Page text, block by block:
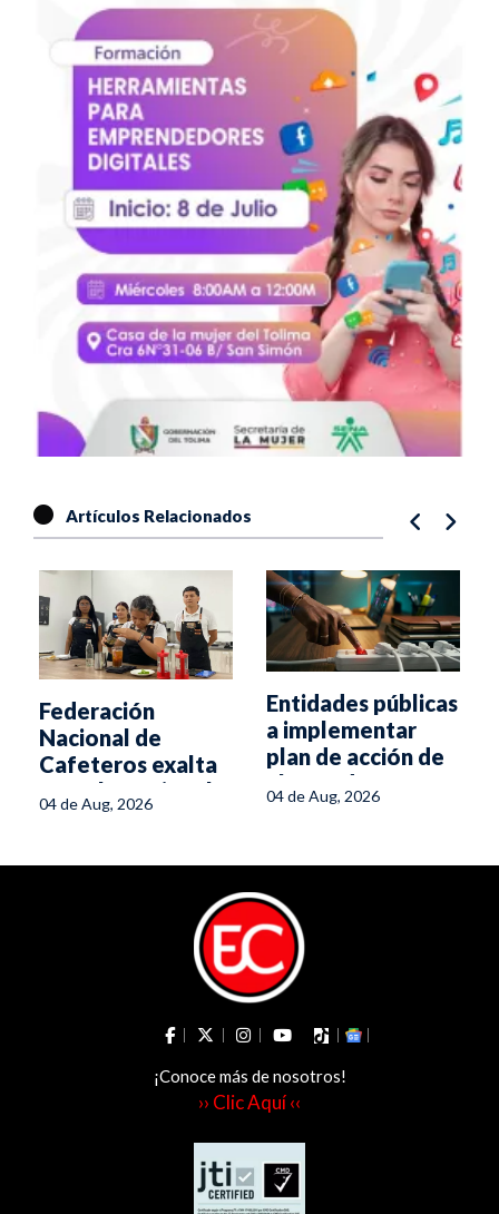
Artículos Relacionados
Federación
Nacional de
Cafeteros exalta
Escuela Regional
del Café
04 de Aug, 2026
Entidades públicas
a implementar
plan de acción de
ahorro de energía
04 de Aug, 2026
¡Conoce más de nosotros!
›› Clic Aquí ‹‹